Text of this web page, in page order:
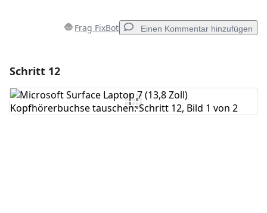
Frag FixBot Einen Kommentar hinzufügen
Kommentar hinzufügen
Schritt 12